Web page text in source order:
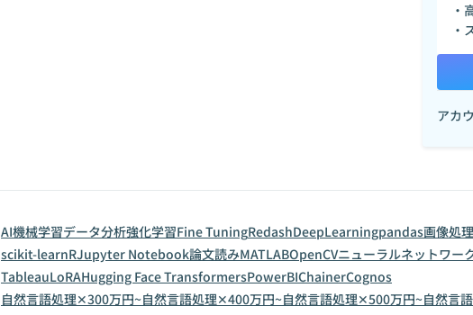
・
・
アカ
AI機械学習データ分析強化学習Fine TuningRedashDeepLearningpandas画像処理
scikit-learnRJupyter Notebook論文読みMATLABOpenCVニューラルネットワー
TableauLoRAHugging Face TransformersPowerBIChainerCognos
自然言語処理✕300万円~自然言語処理✕400万円~自然言語処理✕500万円~自然言